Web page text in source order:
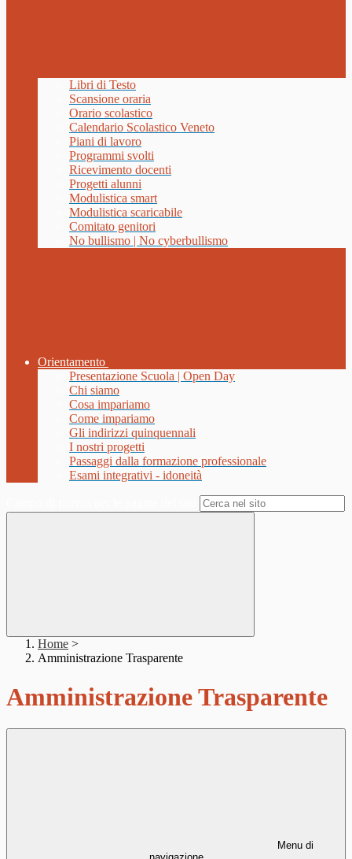
Libri di Testo
Scansione oraria
Orario scolastico
Calendario Scolastico Veneto
Piani di lavoro
Programmi svolti
Ricevimento docenti
Progetti alunni
Modulistica smart
Modulistica scaricabile
Comitato genitori
No bullismo | No cyberbullismo
Orientamento
Presentazione Scuola | Open Day
Chi siamo
Cosa impariamo
Come impariamo
Gli indirizzi quinquennali
I nostri progetti
Passaggi dalla formazione professionale
Esami integrativi - idoneità
Home >
Amministrazione Trasparente
Amministrazione Trasparente
Menu di